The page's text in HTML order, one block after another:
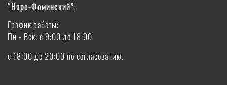
“Наро-Фоминский”:
График работы:
Пн - Вск: с 9:00 до 18:00
с 18:00 до 20:00 по согласованию.